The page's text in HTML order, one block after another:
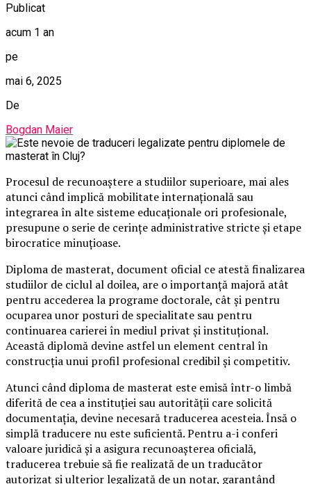
Publicat
acum 1 an
pe
mai 6, 2025
De
Bogdan Maier
Procesul de recunoaștere a studiilor superioare, mai ales
atunci când implică mobilitate internațională sau
integrarea în alte sisteme educaționale ori profesionale,
presupune o serie de cerințe administrative stricte și etape
birocratice minuțioase.
Diploma de masterat, document oficial ce atestă finalizarea
studiilor de ciclul al doilea, are o importanță majoră atât
pentru accederea la programe doctorale, cât și pentru
ocuparea unor posturi de specialitate sau pentru
continuarea carierei în mediul privat și instituțional.
Această diplomă devine astfel un element central în
construcția unui profil profesional credibil și competitiv.
Atunci când diploma de masterat este emisă într-o limbă
diferită de cea a instituției sau autorității care solicită
documentația, devine necesară traducerea acesteia. Însă o
simplă traducere nu este suficientă. Pentru a-i conferi
valoare juridică și a asigura recunoașterea oficială,
traducerea trebuie să fie realizată de un traducător
autorizat și ulterior legalizată de un notar, garantând